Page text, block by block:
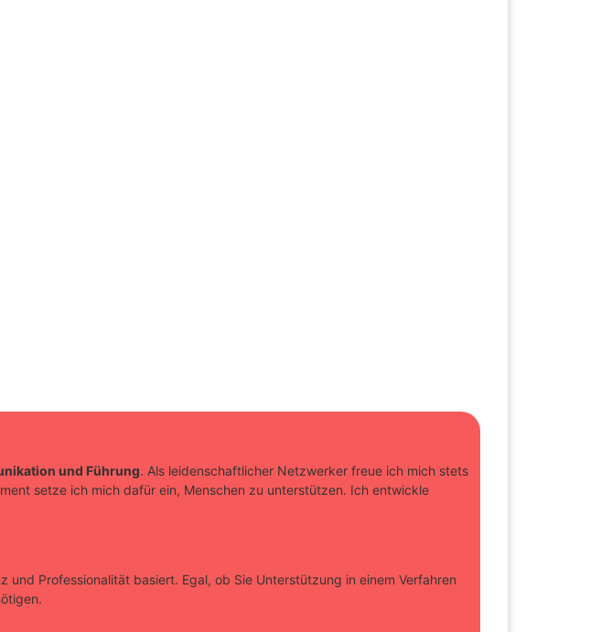
und Führung. Als leidenschaftlicher Netzwerker freue ich mich stets
setze ich mich dafür ein, Menschen zu unterstützen. Ich entwickle
und Professionalität basiert. Egal, ob Sie Unterstützung in einem Verfahren